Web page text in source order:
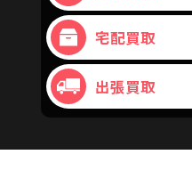
宅配買取
出張買取